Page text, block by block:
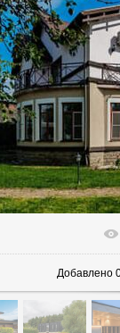
В
Добавлено